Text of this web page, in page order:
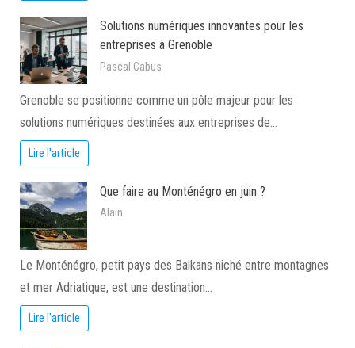
Solutions numériques innovantes pour les
entreprises à Grenoble
Pascal Cabus
Grenoble se positionne comme un pôle majeur pour les
solutions numériques destinées aux entreprises de…
Lire l'article
Que faire au Monténégro en juin ?
Alain
Le Monténégro, petit pays des Balkans niché entre montagnes
et mer Adriatique, est une destination…
Lire l'article